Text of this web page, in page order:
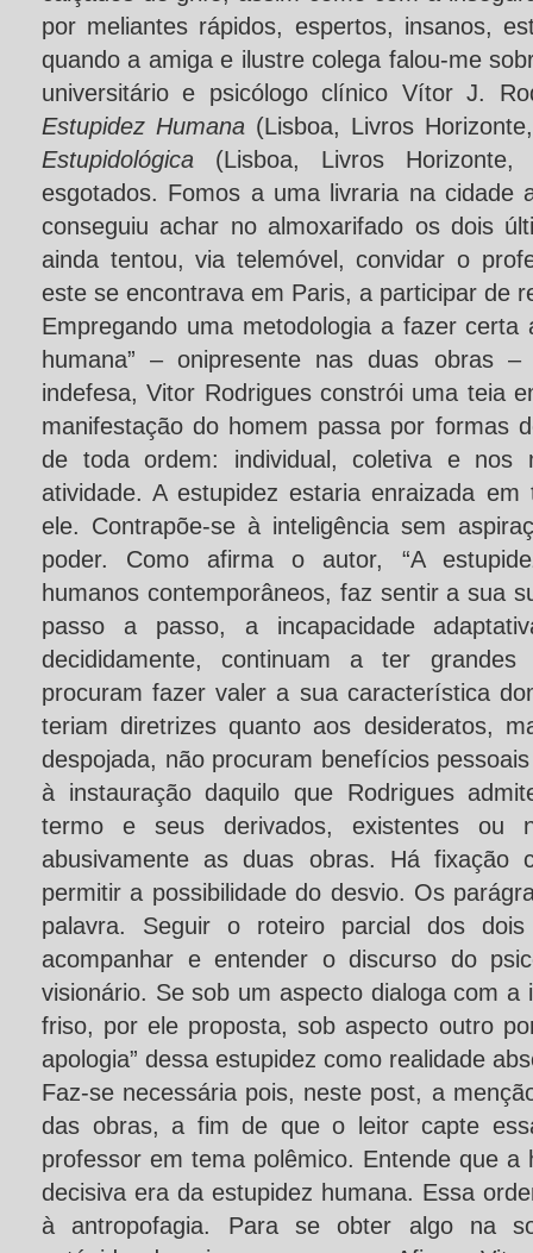
por meliantes rápidos, espertos, insanos,
quando a amiga e ilustre colega falou-me
universitário e psicólogo clínico Vítor J.
Estupidez Humana (Lisboa, Livros
Estupidológica (Lisboa, Livros
esgotados. Fomos a uma livraria na cidade
conseguiu achar no almoxarifado os dois
ainda tentou, via telemóvel, convidar o
este se encontrava em Paris, a participar de
Empregando uma metodologia a fazer certa
humana” – onipresente nas duas obras
indefesa, Vitor Rodrigues constrói uma teia
manifestação do homem passa por formas
de toda ordem: individual, coletiva e nos
atividade. A estupidez estaria enraizada
ele. Contrapõe-se à inteligência sem
poder. Como afirma o autor, “A
humanos contemporâneos, faz sentir a sua
passo a passo, a incapacidade
decididamente, continuam a ter grandes
procuram fazer valer a sua característica
teriam diretrizes quanto aos desideratos,
despojada, não procuram benefícios
à instauração daquilo que Rodrigues
termo e seus derivados, existentes ou
abusivamente as duas obras. Há fixação
permitir a possibilidade do desvio. Os
palavra. Seguir o roteiro parcial dos
acompanhar e entender o discurso do
visionário. Se sob um aspecto dialoga com a
friso, por ele proposta, sob aspecto outro
apologia” dessa estupidez como realidade
Faz-se necessária pois, neste post, a
das obras, a fim de que o leitor capte
professor em tema polêmico. Entende que a
decisiva era da estupidez humana. Essa
à antropofagia. Para se obter algo na